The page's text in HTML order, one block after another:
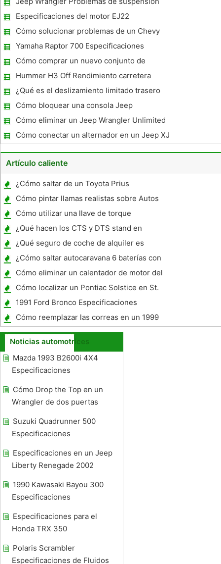
Especificaciones del motor EJ22
Cómo solucionar problemas de un Chevy
Truck 4WD 1998
Yamaha Raptor 700 Especificaciones
Cómo comprar un nuevo conjunto de
neumáticos para un 4x4
Hummer H3 Off Rendimiento carretera
¿Qué es el deslizamiento limitado trasero
final ?
Cómo bloquear una consola Jeep
Cómo eliminar un Jeep Wrangler Unlimited
Hard Top
Cómo conectar un alternador en un Jeep XJ
Artículo caliente
¿Cómo saltar de un Toyota Prius
Cómo pintar llamas realistas sobre Autos
Cómo utilizar una llave de torque
Powerbuilt
¿Qué hacen los CTS y DTS stand en
Cadillacs ?
¿Qué seguro de coche de alquiler es
necesario?
¿Cómo saltar autocaravana 6 baterías con
cable en una Serie
Cómo eliminar un calentador de motor del
ventilador en un GMC Yukon 1997
Cómo localizar un Pontiac Solstice en St.
Louis , Missouri
1991 Ford Bronco Especificaciones
Cómo reemplazar las correas en un 1999
Chrysler 300M
Noticias automotrices
Mazda 1993 B2600i 4X4
Especificaciones
Cómo Drop the Top en un
Wrangler de dos puertas
Suzuki Quadrunner 500
Especificaciones
Especificaciones en un Jeep
Liberty Renegade 2002
1990 Kawasaki Bayou 300
Especificaciones
Especificaciones para el
Honda TRX 350
Polaris Scrambler
Especificaciones de Fluidos